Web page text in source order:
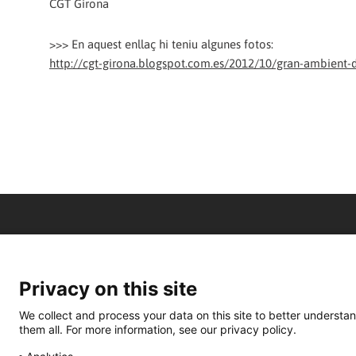
CGT Girona
>>> En aquest enllaç hi teniu algunes fotos:
http://cgt-girona.blogspot.com.es/2012/10/gran-ambient-
Privacy on this site
We collect and process your data on this site to better
them all. For more information, see our privacy policy.